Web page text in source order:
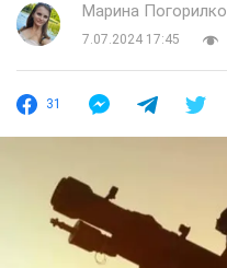
Марина Погорилко
7.07.2024 17:45
31